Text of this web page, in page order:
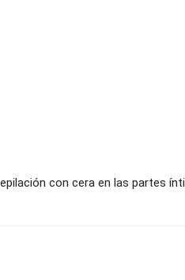
con cera en las partes